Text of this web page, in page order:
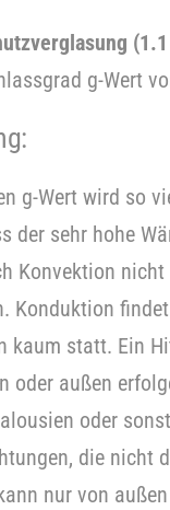
g-Wert
g-Wert wird so
der sehr hohe
Konvektion
Konduktion
kaum statt. Ein
oder außen
oder
die nicht
nur von